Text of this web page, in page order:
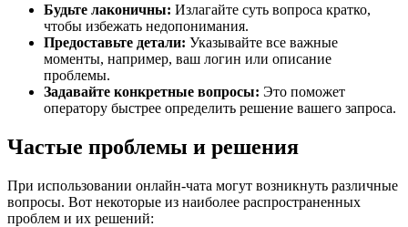
Будьте лаконичны: Излагайте суть вопроса кратко,
чтобы избежать недопонимания.
Предоставьте детали: Указывайте все важные
моменты, например, ваш логин или описание
проблемы.
Задавайте конкретные вопросы: Это поможет
оператору быстрее определить решение вашего запроса.
Частые проблемы и решения
При использовании онлайн-чата могут возникнуть различные
вопросы. Вот некоторые из наиболее распространенных
проблем и их решений: